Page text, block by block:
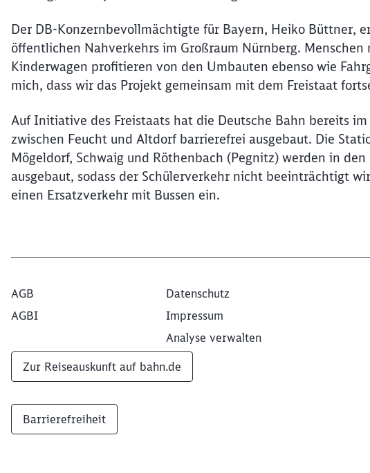
Der DB-Konzernbevollmächtigte für Bayern, Heiko Büttner,
öffentlichen Nahverkehrs im Großraum Nürnberg.
Kinderwagen profitieren von den Umbauten ebenso wie
mich, dass wir das Projekt gemeinsam mit dem Freistaat
Auf Initiative des Freistaats hat die Deutsche Bahn bereits
zwischen Feucht und Altdorf barrierefrei ausgebaut. Die
Mögeldorf, Schwaig und Röthenbach (Pegnitz) werden in
ausgebaut, sodass der Schülerverkehr nicht beeinträchtigt
einen Ersatzverkehr mit Bussen ein.
AGB
AGBI
Datenschutz
Impressum
Analyse verwalten
Zur Reiseauskunft auf bahn.de
Barrierefreiheit